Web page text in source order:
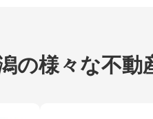
の様々な不動